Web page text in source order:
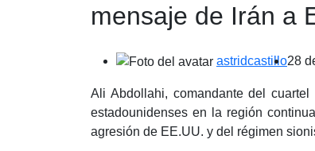
mensaje de Irán a
astridcastillo28
Ali Abdollahi, comandante del
estadounidenses en la región
agresión de EE.UU. y del régimen